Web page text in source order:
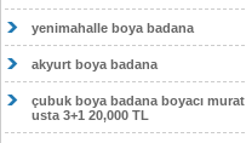
yenimahalle boya badana
akyurt boya badana
çubuk boya badana boyacı murat
usta 3+1 20,000 TL